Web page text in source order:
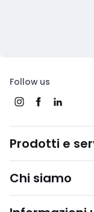
Follow us
Prodotti e
Chi siamo